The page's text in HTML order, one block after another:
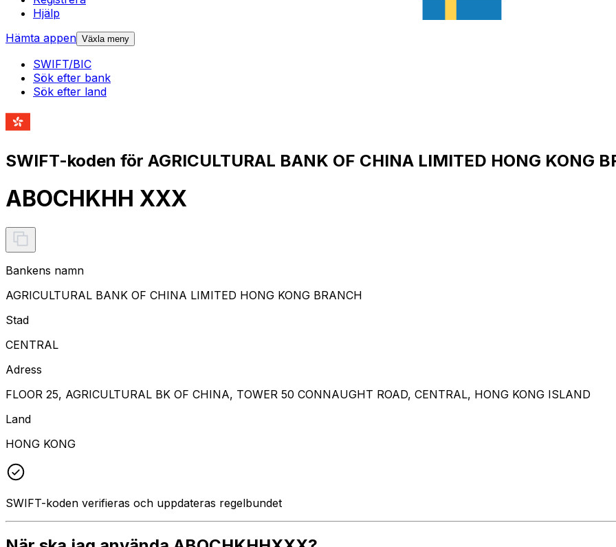
Hjälp
Hämta appen Växla meny
SWIFT/BIC
Sök efter bank
Sök efter land
SWIFT-koden för AGRICULTURAL BANK OF CHINA LIMITED HONG KONG
ABOCHKHH XXX
Bankens namn
AGRICULTURAL BANK OF CHINA LIMITED HONG KONG BRANCH
Stad
CENTRAL
Adress
FLOOR 25, AGRICULTURAL BK OF CHINA, TOWER 50 CONNAUGHT ROAD, CENTRAL, HONG KONG ISLAND
Land
HONG KONG
SWIFT-koden verifieras och uppdateras regelbundet